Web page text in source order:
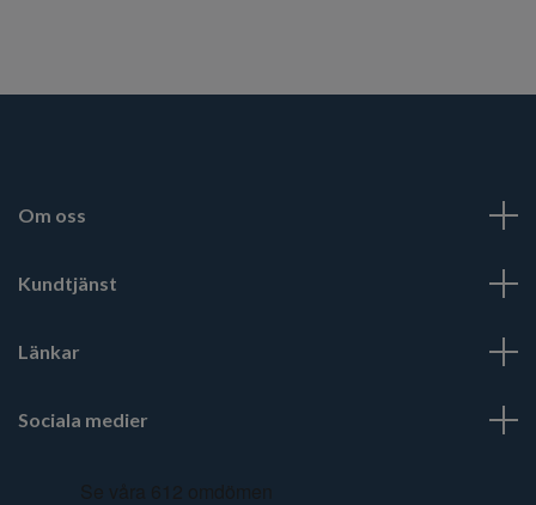
Om oss
Kundtjänst
Länkar
Sociala medier